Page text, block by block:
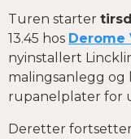
Turen starter
13.45 hos Derome
nyinstallert
malingsanlegg og
rupanelplater for
Deretter